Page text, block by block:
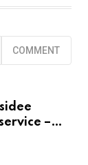
COMMENT
–